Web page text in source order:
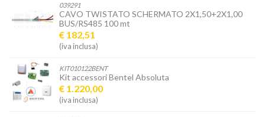
039291
CAVO TWISTATO SCHERMATO 2X1,50+2X1,00
BUS/RS485 100 mt
€ 182,51
(iva inclusa)
KIT010122BENT
Kit accessori Bentel Absoluta
€ 1.220,00
(iva inclusa)